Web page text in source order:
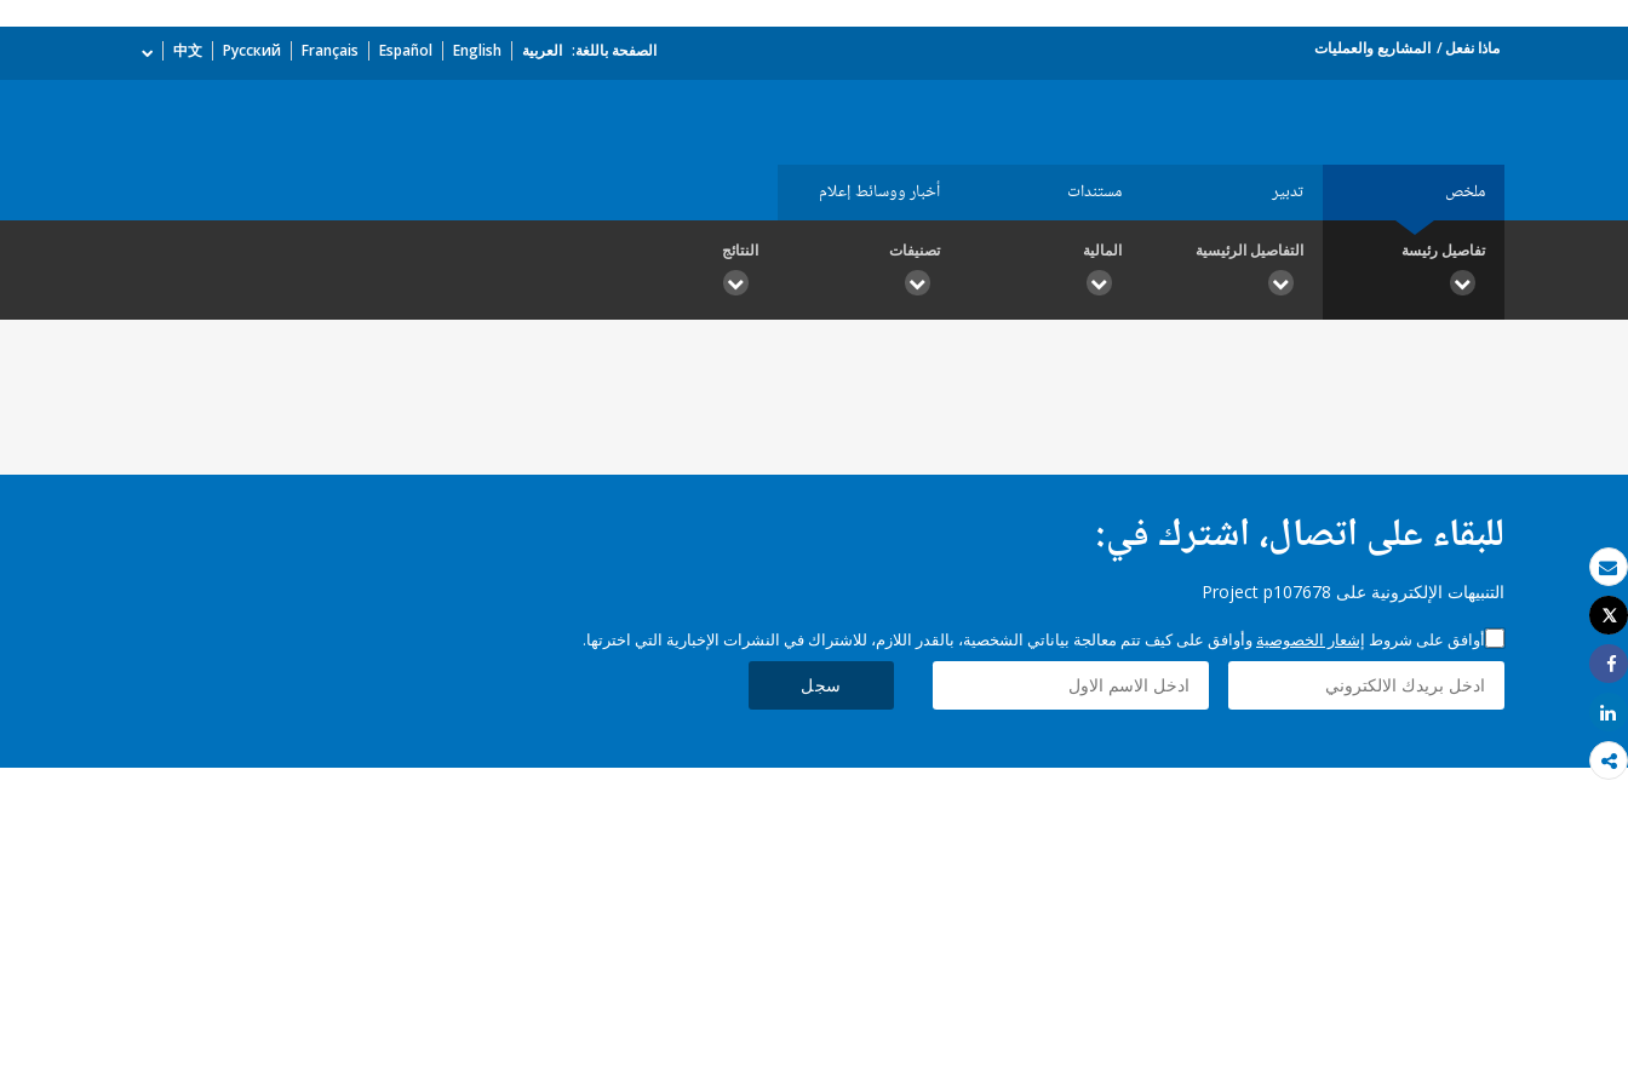
بريد الكتروني
طباعة
Tweet
Share
Share
ماذا نفعل المشاريع والعمليات الصفحة باللغة: العربية English
Español
Français
Русский
中文
ملخص تدبير مستندات أخبار ووسائط إعلام
تفاصيل رئيسة التفاصيل الرئيسية المالية تصنيفات النتائج
للبقاء على اتصال، اشترك في:
التنبيهات الإلكترونية على Project p107678
أوافق على شروط إشعار الخصوصية وأوافق على كيف تتم معالجة بياناتي الشخصية، بالقدر اللازم، للاشتراك في النشرات الإخبارية التي اخترتها.
سجل